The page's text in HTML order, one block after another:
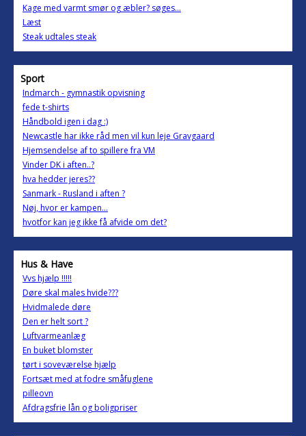
Kage med varmt smør og æbler? søges...
Læst
Steak udtales steak
Sport
Indmarch - gymnastik opvisning
fede t-shirts
Håndbold igen i dag :)
Newcastle har ikke råd men vil kun leje Gravgaard
Hjemsendelse af to spillere fra VM
Vinder DK i aften..?
hva hedder jeres??
Sanmark - Rusland i aften ?
Nøj, hvor er kampen...
hvotfor kan jeg ikke få afvide om det?
Hus & Have
Vvs hjælp !!!!!
Døre skal males hvide???
Hvidmalede døre
Den er helt sort ?
Luftvarmeanlæg
En buket blomster
tørt i soveværelse hjælp
Fortsæt med at fodre småfuglene
pilleovn
Afdragsfrie lån og boligpriser